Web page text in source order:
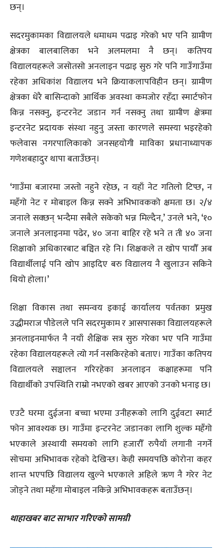
छन्।
सदरमुकामका विद्यालयले धमाधम पढाइ गरेको भए पनि ग्रामीण
क्षेत्रका बालबालिका भने अलमलमा नै छन्। कतिपय
विद्यालयहरूले जसोतसो अनलाइन पढाइ सुरु गरे पनि गाउँगाउँमा
रहेका अधिकांश विद्यालय भने क्रियाकलापविहीन छन्। ग्रामीण
क्षेत्रका धेरै बासिन्दाको आर्थिक अवस्था कमजोर रहँदा स्मार्टफोन
किन्न नसक्नु, इन्टरनेट जडान गर्न नसक्नु तथा ग्रामीण क्षेत्रमा
इन्टरनेट प्रदायक संस्था नहुनु जस्ता कारणले समस्या भइरहेको
फलेवास नगरपालिकाको जनसहयोगी माविका प्रधानाध्यापक
गणेशबहादुर थापा बताउँछन्।
‘गाउँमा बजारमा जस्तो नहुने रहेछ, न यहाँ नेट गतिलो टिप्छ,न
महँगो नेट र मोबाइल किन्न सक्ने अभिभावकको क्षमता छ। २/४
जनाले सक्छन् भन्दैमा सबैले सकेको भन्न मिल्दैन‚’उनले भने, ‘१०
जनाले अनलाइनमा पढेर, ४० जना बाहिर रहे भने त ती ४० जना
शिक्षाको अधिकारबाट बञ्चित रहे नि। शिक्षकले त खोप पायौँ अब
विद्यार्थीलाई पनि खोप आइदिए बरु विद्यालय नै खुलाउन सकिने
थियो होला।’
शिक्षा विकास तथा समन्वय इकाई कार्यालय पर्वतका प्रमुख
उद्धीमराज पौडेलले पनि सदरमुकाम र आसपासका विद्यालयहरूले
अनलाइनमार्फत नै नयाँ शैक्षिक सत्र सुरु गरेका भए पनि गाउँमा
रहेका विद्यालयहरूले त्यो गर्न नसकिरहेको बताए। गाउँका कतिपय
विद्यालयले सञ्चालन गरिरहेका अनलाइन कक्षाहरूमा पनि
विद्यार्थीको उपस्थिति राम्रो नभएको खबर आएको उनको भनाइ छ।
एउटै घरमा दुईजना बच्चा भएमा उनीहरूको लागि दुईवटा स्मार्ट
फोन आवश्यक छ। गाउँमा इन्टरनेट जडानका लागि शुल्क महँगो
भएकाले अस्थायी समयको लागि हजारौँ रुपैयाँ लगानी नगर्ने
सोचमा अभिभावक रहेको देखिन्छ। केही समयपछि कोरोना कहर
शान्त भएपछि विद्यालय खुल्ने भएकाले अहिले ऋण नै गरेर नेट
जोड्ने तथा महँगा मोबाइल नकिन्ने अभिभावकहरू बताउँछन्।
थाहाखबर बाट साभार गरिएको सामग्री